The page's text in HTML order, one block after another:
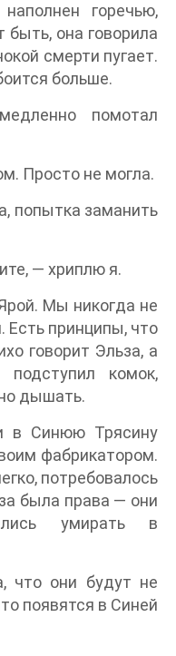
горечью,
она говорила
смерти пугает.
больше.
помотал
Просто не могла.
попытка заманить
— хриплю я.
Мы никогда не
Есть принципы, что
говорит Эльза, а
комок,
дышать.
в Синюю Трясину
фабрикатором.
потребовалось
была права — они
умирать в
что они будут не
появятся в Синей